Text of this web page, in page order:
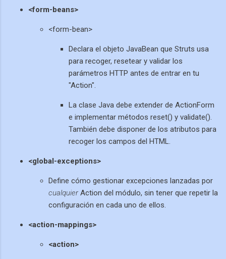
<form-beans>
<form-bean>
Declara el objeto JavaBean que Struts usa
para recoger, resetear y validar los
parámetros HTTP antes de entrar en tu
"Action".
La clase Java debe extender de ActionForm
e implementar métodos reset() y validate().
También debe disponer de los atributos para
recoger los campos del HTML.
<global-exceptions>
Define cómo gestionar excepciones lanzadas por
cualquierAction del módulo, sin tener que repetir la
configuración en cada uno de ellos.
<action-mappings>
<action>